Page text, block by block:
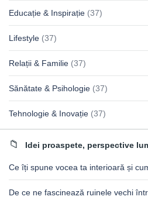
Educație & Inspirație (37)
Lifestyle (37)
Relații & Familie (37)
Sănătate & Psihologie (37)
Tehnologie & Inovație (37)
Idei proaspete, perspective
Ce îți spune vocea ta interioară și
De ce ne fascinează ruinele vechi